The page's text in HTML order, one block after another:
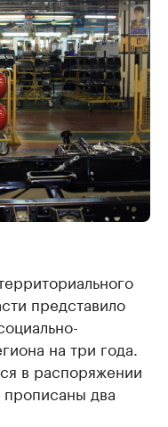
представило
на три года.
в распоряжении
два